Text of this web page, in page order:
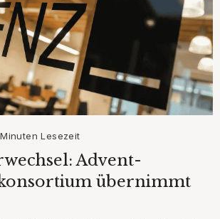
Lesezeit
Advent-
übernimmt